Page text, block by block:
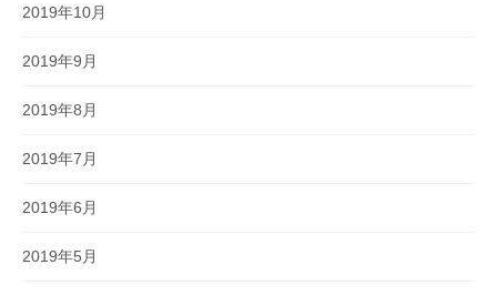
2019年10月
2019年9月
2019年8月
2019年7月
2019年6月
2019年5月